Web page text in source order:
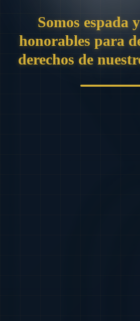
Somos espada
honorables para
derechos de